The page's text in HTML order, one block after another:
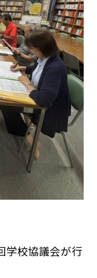
回学校協議会が行